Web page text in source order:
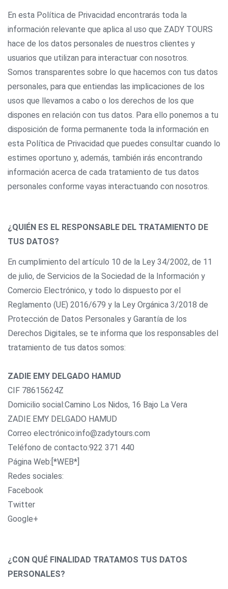
En esta Política de Privacidad encontrarás toda la
información relevante que aplica al uso que ZADY TOURS
hace de los datos personales de nuestros clientes y
usuarios que utilizan para interactuar con nosotros.
Somos transparentes sobre lo que hacemos con tus datos
personales, para que entiendas las implicaciones de los
usos que llevamos a cabo o los derechos de los que
dispones en relación con tus datos. Para ello ponemos a tu
disposición de forma permanente toda la información en
esta Política de Privacidad que puedes consultar cuando lo
estimes oportuno y, además, también irás encontrando
información acerca de cada tratamiento de tus datos
personales conforme vayas interactuando con nosotros.
¿QUIÉN ES EL RESPONSABLE DEL TRATAMIENTO DE
TUS DATOS?
En cumplimiento del artículo 10 de la Ley 34/2002, de 11
de julio, de Servicios de la Sociedad de la Información y
Comercio Electrónico, y todo lo dispuesto por el
Reglamento (UE) 2016/679 y la Ley Orgánica 3/2018 de
Protección de Datos Personales y Garantía de los
Derechos Digitales, se te informa que los responsables del
tratamiento de tus datos somos:
ZADIE EMY DELGADO HAMUD
CIF 78615624Z
Domicilio social:Camino Los Nidos, 16 Bajo La Vera
ZADIE EMY DELGADO HAMUD
Correo electrónico:info@zadytours.com
Teléfono de contacto:922 371 440
Página Web:[*WEB*]
Redes sociales:
Facebook
Twitter
Google+
¿CON QUÉ FINALIDAD TRATAMOS TUS DATOS
PERSONALES?